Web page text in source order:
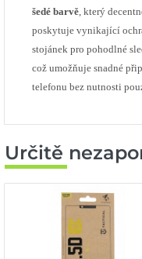
šedé barvě, který
poskytuje vynikající
stojánek pro pohodlné
což umožňuje snadné
telefonu bez nutnosti
Určitě